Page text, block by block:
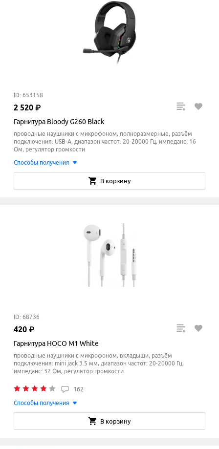
ID: 653158
2 520 ₽
Гарнитура Bloody G260 Black
проводные наушники с микрофоном, полноразмерные, разъём
подключения: USB-A, диапазон частот: 20-20000 Гц, импеданс: 16
Ом, регулятор громкости
Способы получения
В корзину
ID: 68736
420 ₽
Гарнитура HOCO M1 White
проводные наушники с микрофоном, вкладыши, разъём
подключения: mini jack 3.5 мм, диапазон частот: 20-20000 Гц,
импеданс: 32 Ом, регулятор громкости
162
Способы получения
В корзину